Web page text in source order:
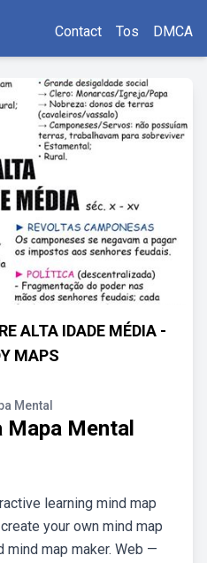
Contact Tos DMCA
ALTA IDADE MÉDIA -
MAPS
Mental
Mental
learning mind map
your own mind map
map maker. Web —